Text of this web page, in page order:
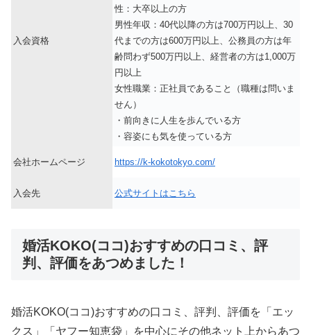
入会資格
性：大卒以上の方
男性年収：40代以降の方は700万円以上、30
代までの方は600万円以上、公務員の方は年
齢問わず500万円以上、経営者の方は1,000万
円以上
女性職業：正社員であること（職種は問いま
せん）
・前向きに人生を歩んでいる方
・容姿にも気を使っている方
会社ホームページ https://k-kokotokyo.com/
入会先 公式サイトはこちら
婚活KOKO(ココ)おすすめの口コミ、評
判、評価をあつめました！
婚活KOKO(ココ)おすすめの口コミ、評判、評価を「エッ
クス」「ヤフー知恵袋」を中心にその他ネット上からあつ